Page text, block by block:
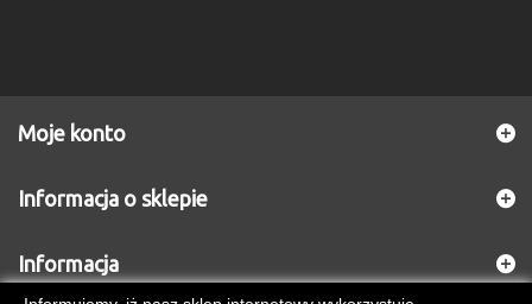
Moje konto
Informacja o sklepie
Informacja